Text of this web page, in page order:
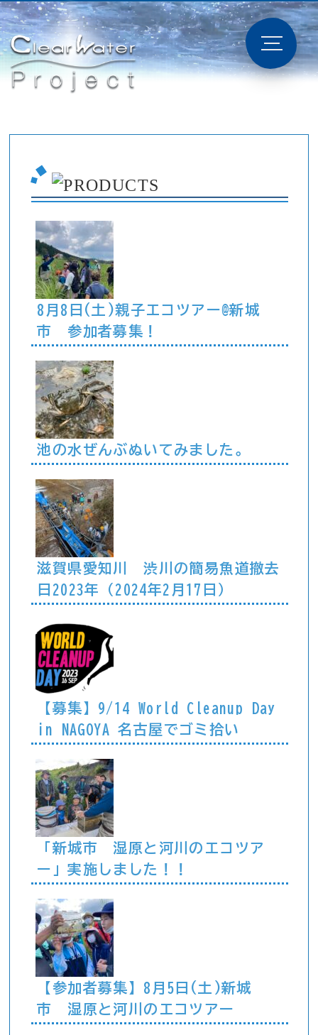
8月8日(土)親子エコツアー@新城
市 参加者募集！
池の水ぜんぶぬいてみました。
滋賀県愛知川 渋川の簡易魚道撤去
日2023年（2024年2月17日）
【募集】9/14 World Cleanup Day
in NAGOYA 名古屋でゴミ拾い
「新城市 湿原と河川のエコツア
ー」実施しました！！
【参加者募集】8月5日(土)新城
市 湿原と河川のエコツアー